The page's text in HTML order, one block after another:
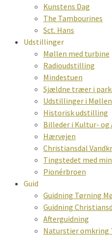
Kunstens Dag
The Tambourines
Sct. Hans
Udstillinger
Møllen med turbine
Radioudstilling
Mindestuen
Sjældne træer i
Udstillinger i Møllen
Historisk udstilling
Billeder i Kultur-
Hærvejen
Christiansdal
Tingstedet med
Pionérbroen
Guid
Guidning Tørning
Guidning
Afterguidning
Naturstier omkring